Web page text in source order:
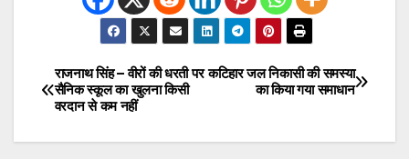
Post
navigation
कटिहार जल निकासी की समस्या
का किया गया समाधान
राजनाथ सिंह – वीरों की धरती पर
सैनिक स्कूल का खुलना किसी
वरदान से कम नहीं